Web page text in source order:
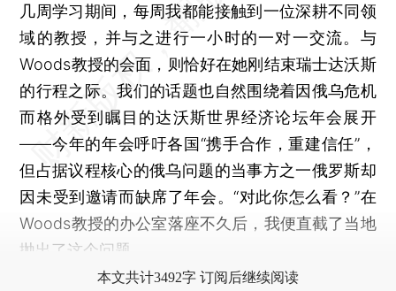
几周学习期间，每周我都能接触到一位深耕不同领
域的教授，并与之进行一小时的一对一交流。与
Woods教授的会面，则恰好在她刚结束瑞士达沃斯
的行程之际。我们的话题也自然围绕着因俄乌危机
而格外受到瞩目的达沃斯世界经济论坛年会展开
——今年的年会呼吁各国“携手合作，重建信任”，
但占据议程核心的俄乌问题的当事方之一俄罗斯却
因未受到邀请而缺席了年会。“对此你怎么看？”在
Woods教授的办公室落座不久后，我便直截了当地
抛出了这个问题。
本文共计3492字 订阅后继续阅读